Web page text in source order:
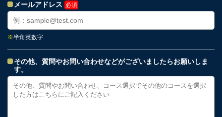
メールアドレス 必須
※半角英数字
その他、質問やお問い合わせなどがございましたらお願いしま
す。